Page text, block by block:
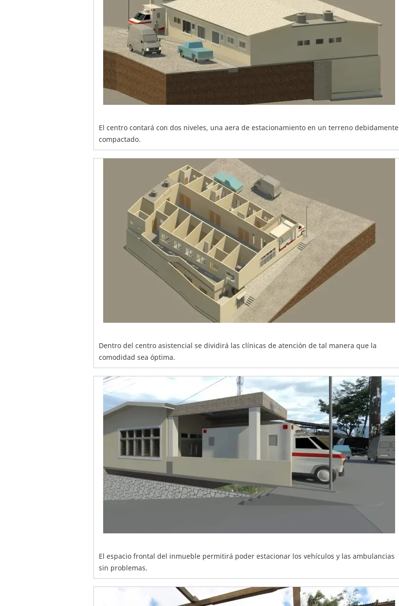
El centro contará con dos niveles, una aera de estacionamiento en un terreno debidamente
compactado.
Dentro del centro asistencial se dividirá las clínicas de atención de tal manera que la
comodidad sea óptima.
El espacio frontal del inmueble permitirá poder estacionar los vehículos y las ambulancias
sin problemas.